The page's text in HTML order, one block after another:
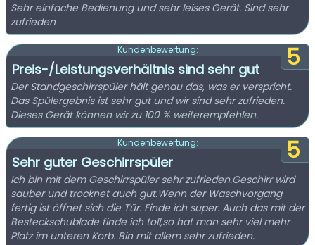
Sehr einfache Bedienung und sehr leises Gerät. Sind sehr
zufrieden
5
Kundenbewertung:
Preis-/Leistungsverhältnis sind sehr gut
Der Standgeschirrspüler hält genau das, was er verspricht.
Das Spülergebnis ist sehr gut und wir sind sehr zufrieden.
Dieses Gerät können wir zu 100 % weiterempfehlen.
5
Kundenbewertung:
Sehr guter Geschirrspüler
Ich bin mit dem Geschirrspüler sehr zufrieden.Geschirr wird
sauber und trocknet auch gut.Wenn der Waschvorgang
fertig ist öffnet sich die Tür. Finde ich super. Auch das mit der
Besteckschublade finde ich toll,so hat man sehr viel mehr
Platz im unteren Korb. Bin mit allem sehr zufrieden.